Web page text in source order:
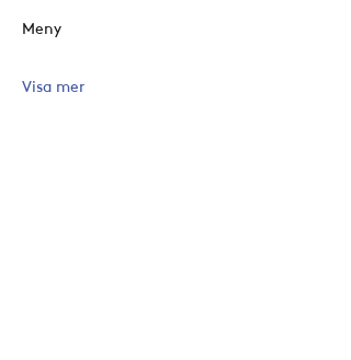
Meny
Visa mer